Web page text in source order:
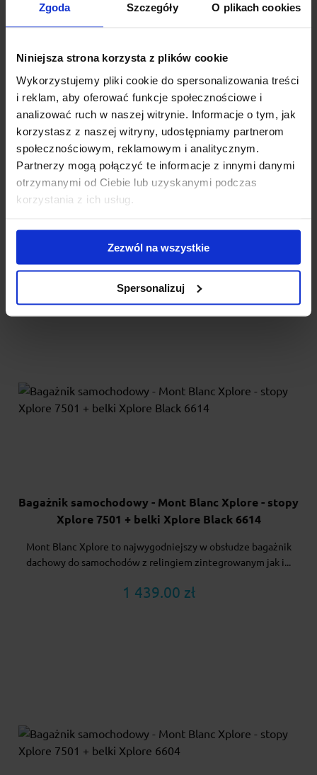
Zgoda Szczegóły O plikach cookies
Niniejsza strona korzysta z plików cookie
Wykorzystujemy pliki cookie do spersonalizowania treści
i reklam, aby oferować funkcje społecznościowe i
analizować ruch w naszej witrynie. Informacje o tym, jak
korzystasz z naszej witryny, udostępniamy partnerom
społecznościowym, reklamowym i analitycznym.
Partnerzy mogą połączyć te informacje z innymi danymi
otrzymanymi od Ciebie lub uzyskanymi podczas
korzystania z ich usług.
Zezwól na wszystkie
Spersonalizuj
Bagażnik dachowy Thule Evo Fixpoint - stopy Thule
Evo Fixpoint + belki WingBar Evo Black 127 + kit
187047
Thule Evo Fixpoint z aluminiową belką WingBar Evo to
bagażnik nowej generacji do samochodów ze
1 441.00 zł
Bagażnik samochodowy - Mont Blanc Xplore - stopy
Xplore 7501 + belki Xplore Black 6614
Mont Blanc Xplore to najwygodniejszy w obsłudze bagażnik
dachowy do samochodów z relingiem zintegrowanym jak i...
1 439.00 zł